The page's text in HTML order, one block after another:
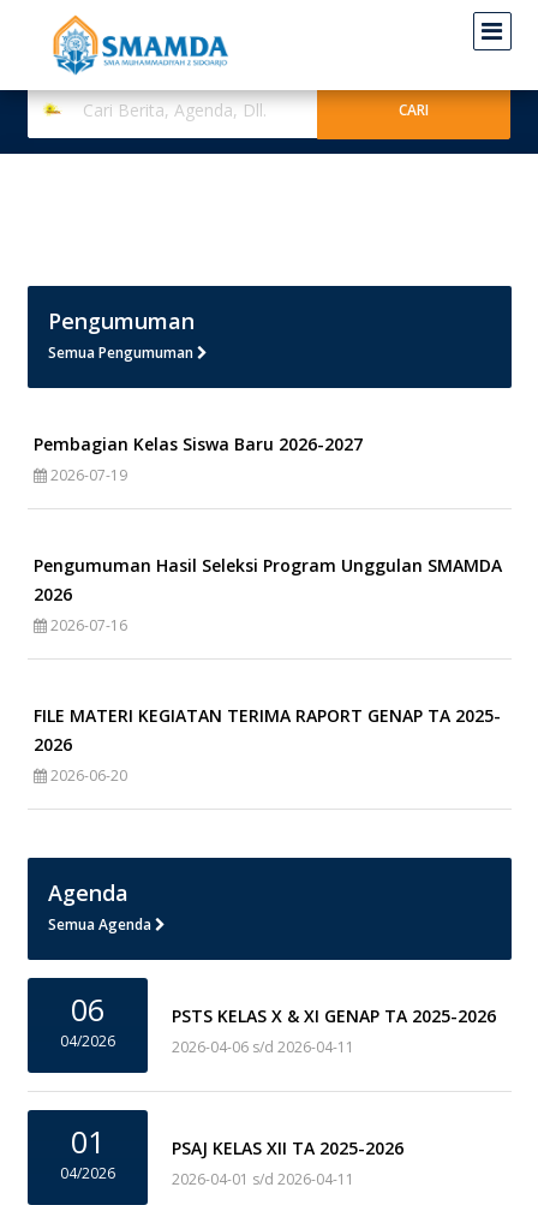
Pengumuman
Semua Pengumuman
Pembagian Kelas Siswa Baru 2026-2027
2026-07-19
Pengumuman Hasil Seleksi Program Unggulan SMAMDA
2026
2026-07-16
FILE MATERI KEGIATAN TERIMA RAPORT GENAP TA 2025-
2026
2026-06-20
Agenda
Semua Agenda
06
04/2026
PSTS KELAS X & XI GENAP TA 2025-2026
2026-04-06 s/d 2026-04-11
01
04/2026
PSAJ KELAS XII TA 2025-2026
2026-04-01 s/d 2026-04-11